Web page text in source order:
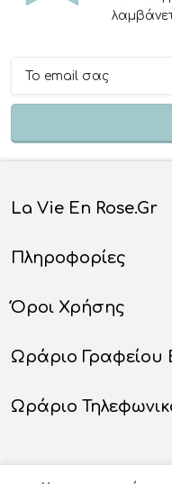
La Vie En Rose.gr
Πληροφορίες
Όροι Χρήσης
Ωράριο Γραφείου
Ωράριο